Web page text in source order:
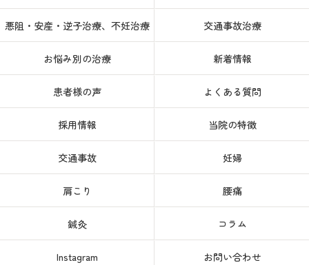
悪阻・安産・逆子治療、不妊治療 交通事故治療
お悩み別の治療 新着情報
患者様の声 よくある質問
採用情報 当院の特徴
交通事故 妊婦
肩こり 腰痛
鍼灸 コラム
Instagram お問い合わせ